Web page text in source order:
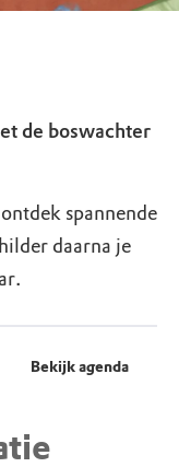
de boswachter
spannende
daarna je
Bekijk agenda